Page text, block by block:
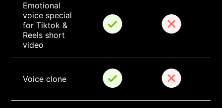
Emotional
voice special
for Tiktok &
Reels short
video
Voice clone